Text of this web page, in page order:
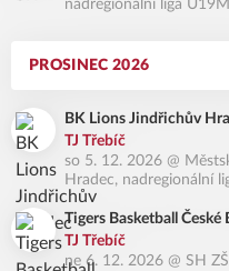
nadregionální liga
PROSINEC 2026
BK Lions Jindřichův
TJ Třebíč
so 5. 12. 2026 @
Hradec, nadregionální
Tigers Basketball České
TJ Třebíč
ne 6. 12. 2026 @ SH